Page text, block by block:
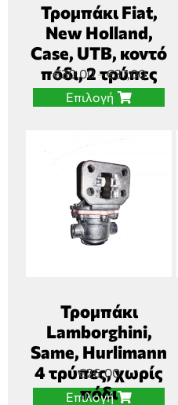
Τρομπάκι Fiat,
New Holland,
Case, UTB, κοντό
πόδι, 2 τρύπες
€30,00–€37,00
Επιλογή
Τρομπάκι
Lamborghini,
Same, Hurlimann
4 τρύπες, χωρίς
πόδι
€26,00
Επιλογή